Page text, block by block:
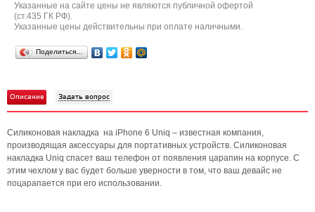
Указанные на сайте цены не являются публичной офертой
(ст.435 ГК РФ).
Указанные цены действительны при оплате наличными.
Поделиться…
Описание Задать вопрос
Силиконовая накладка на iPhone 6 Uniq – известная компания,
производящая аксессуары для портативных устройств. Силиконовая
накладка Uniq спасет ваш телефон от появления царапин на корпусе. С
этим чехлом у вас будет больше уверности в том, что ваш девайс не
поцарапается при его использовании.